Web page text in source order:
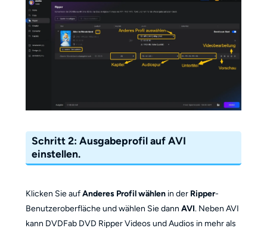
Schritt 2: Ausgabeprofil auf AVI
einstellen.
Klicken Sie aufAnderes Profil wählenin der Ripper-
Benutzeroberfläche und wählen Sie dann AVI. Neben AVI
kann DVDFab DVD Ripper Videos und Audios in mehr als